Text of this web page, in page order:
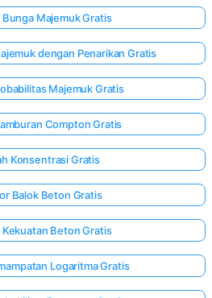
Majemuk Gratis
dengan Penarikan Gratis
Majemuk Gratis
Compton Gratis
Konsentrasi Gratis
Balok Beton Gratis
Kekuatan Beton Gratis
Logaritma Gratis